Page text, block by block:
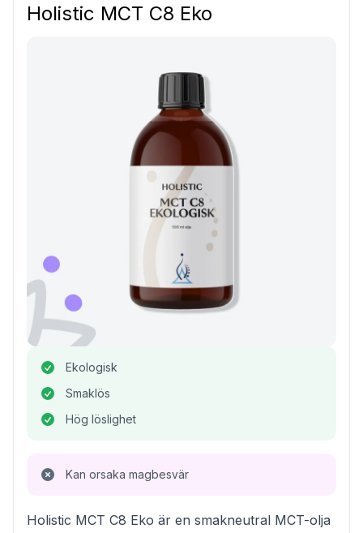
Holistic MCT C8 Eko
Ekologisk
Smaklös
Hög löslighet
Kan orsaka magbesvär
Holistic MCT C8 Eko är en smakneutral MCT-olja